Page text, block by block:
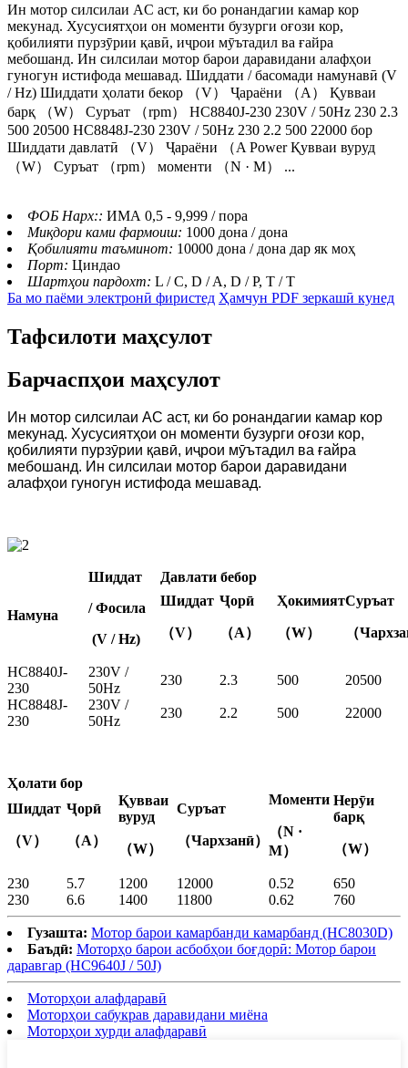
Ин мотор силсилаи AC аст, ки бо ронандагии камар кор
мекунад. Хусусиятҳои он моменти бузурги оғози кор,
қобилияти пурзӯрии қавӣ, иҷрои мӯътадил ва ғайра
мебошанд. Ин силсилаи мотор барои даравидани алафҳои
гуногун истифода мешавад. Шиддати / басомади намунавӣ (V
/ Hz) Шиддати ҳолати бекор （V） Ҷараёни （A） Қувваи
барқ ​​（W） Суръат （rpm） HC8840J-230 230V / 50Hz 230 2.3
500 20500 HC8848J-230 230V / 50Hz 230 2.2 500 22000 бор
Шиддати давлатӣ （V） Ҷараёни （A Power Қувваи вуруд
（W） Суръат （rpm） моменти （N · M） ...
ФОБ Нарх:: ИМА 0,5 - 9,999 / пора
Миқдори ками фармоиш: 1000 дона / дона
Қобилияти таъминот: 10000 дона / дона дар як моҳ
Порт: Циндао
Шартҳои пардохт: L / C, D / A, D / P, T / T
Ба мо паёми электронӣ фиристед Ҳамчун PDF зеркашӣ кунед
Тафсилоти маҳсулот
Барчаспҳои маҳсулот
Ин мотор силсилаи AC аст, ки бо ронандагии камар кор
мекунад. Хусусиятҳои он моменти бузурги оғози кор,
қобилияти пурзӯрии қавӣ, иҷрои мӯътадил ва ғайра
мебошанд. Ин силсилаи мотор барои даравидани
алафҳои гуногун истифода мешавад.
Намуна
Шиддат
/ Фосила
(V / Hz)
Давлати бебор
Шиддат
（V）
Ҷорӣ
（A）
Ҳокимият
（W）
Суръат
（
HC8840J-
230
230V /
50Hz
230 2.3 500
20500
HC8848J-
230
230V /
50Hz
230 2.2 500 22000
Ҳолати бор
Шиддат
（V）
Ҷорӣ
（A）
Қувваи
вуруд
（W）
Суръат
（Чархзанӣ）
Моменти
（N ·
M）
Нерӯи
барқ
（W）
230 5.7 1200 12000 0.52
650
230
6.6 1400 11800 0.62 760
Гузашта: Мотор барои камарбанди камарбанд (HC8030D)
Баъдӣ: Моторҳо барои асбобҳои боғдорӣ: Мотор барои
даравгар (HC9640J / 50J)
Моторҳои алафдаравӣ
Моторҳои сабукрав даравидани миёна
Моторҳои хурди алафдаравӣ